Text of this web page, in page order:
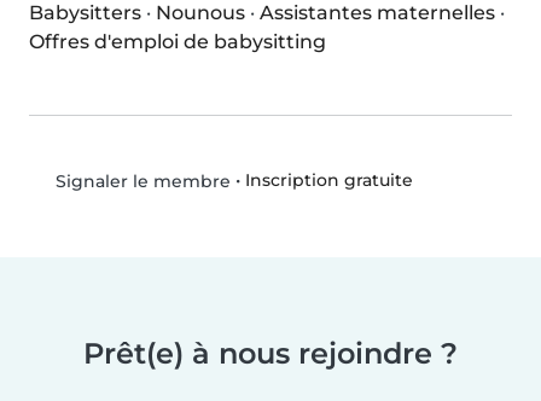
Babysitters · Nounous · Assistantes maternelles ·
Offres d'emploi de babysitting
Signaler le membre • Inscription gratuite
Prêt(e) à nous rejoindre ?